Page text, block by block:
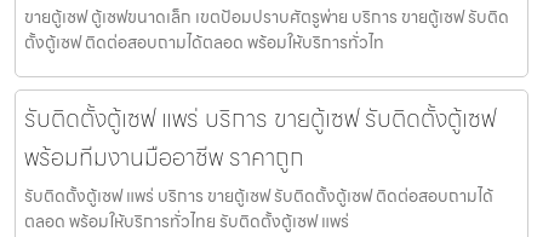
ขายตู้เซฟ ตู้เซฟขนาดเล็ก เขตป้อมปราบศัตรูพ่าย บริการ ขายตู้เซฟ รับติด
ตั้งตู้เซฟ ติดต่อสอบถามได้ตลอด พร้อมให้บริการทั่วไท
รับติดตั้งตู้เซฟ แพร่ บริการ ขายตู้เซฟ รับติดตั้งตู้เซฟ
พร้อมทีมงานมืออาชีพ ราคาถูก
รับติดตั้งตู้เซฟ แพร่ บริการ ขายตู้เซฟ รับติดตั้งตู้เซฟ ติดต่อสอบถามได้
ตลอด พร้อมให้บริการทั่วไทย รับติดตั้งตู้เซฟ แพร่